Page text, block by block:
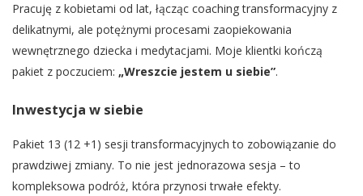
Pracuję z kobietami od lat, łącząc coaching transformacyjny z
delikatnymi, ale potężnymi procesami zaopiekowania
wewnętrznego dziecka i medytacjami. Moje klientki kończą
pakiet z poczuciem: „Wreszcie jestem u siebie”.
Inwestycja w siebie
Pakiet 13 (12 +1) sesji transformacyjnych to zobowiązanie do
prawdziwej zmiany. To nie jest jednorazowa sesja – to
kompleksowa podróż, która przynosi trwałe efekty.